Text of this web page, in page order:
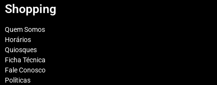
Shopping
Quem Somos
Horários
Quiosques
Ficha Técnica
Fale Conosco
Políticas